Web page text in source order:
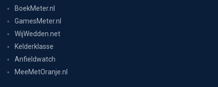
BoekMeter.nl
GamesMeter.nl
WijWedden.net
Kelderklasse
Anfieldwatch
MeeMetOranje.nl